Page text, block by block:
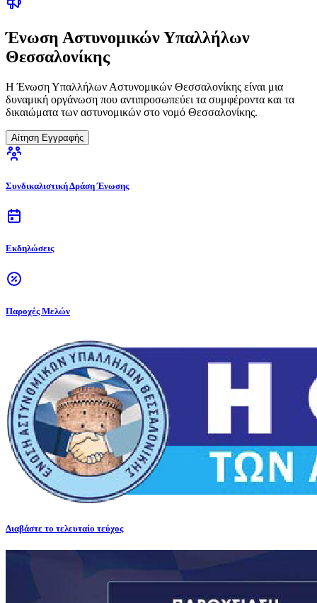
Ένωση Αστυνομικών Υπαλλήλων
Θεσσαλονίκης
Η Ένωση Υπαλλήλων Αστυνομικών Θεσσαλονίκης είναι μια
δυναμική οργάνωση που αντιπροσωπεύει τα συμφέροντα και τα
δικαιώματα των αστυνομικών στο νομό Θεσσαλονίκης.
Αίτηση Εγγραφής
Συνδικαλιστική Δράση Ένωσης
Εκδηλώσεις
Παροχές Μελών
Διαβάστε το τελευταίο τεύχος